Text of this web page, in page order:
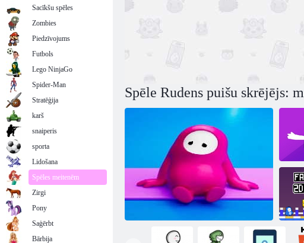
Spēle Rudens puišu skrējējs:
Sacīkšu spēles
Zombies
Piedzīvojums
Futbols
Lego NinjaGo
Spider-Man
Stratēģija
karš
snaiperis
sporta
Lidošana
Spēles meitenēm
Zirgi
Pony
Saģērbt
Bārbija